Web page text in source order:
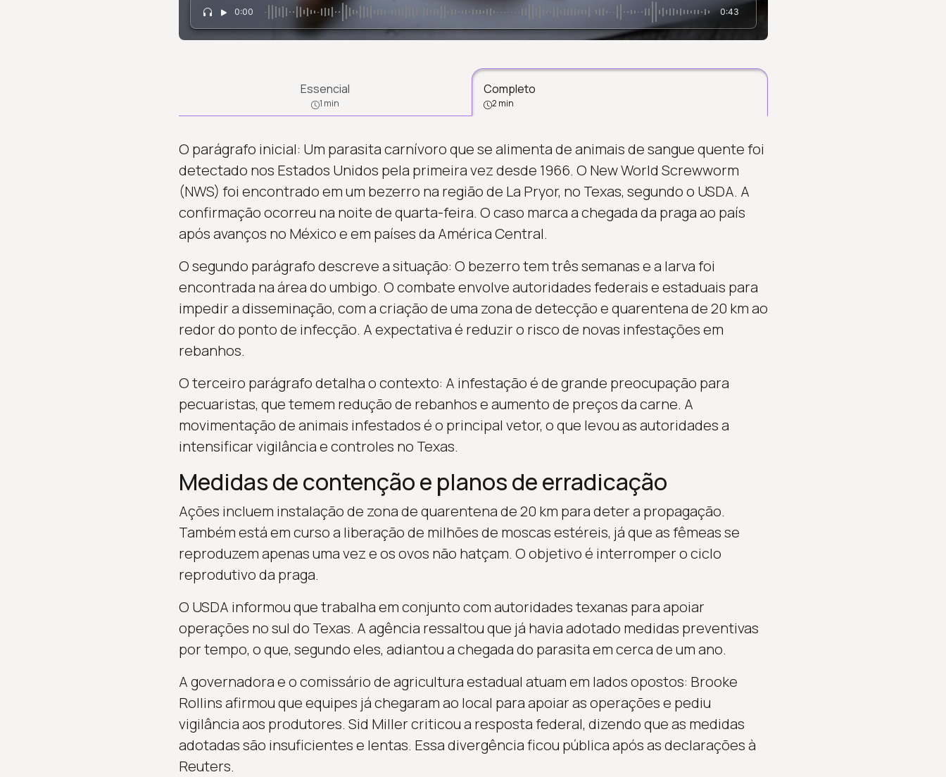
0:00 0:43
Essencial
1 min
Completo
2 min
O parágrafo inicial: Um parasita carnívoro que se alimenta de animais de sangue quente foi
detectado nos Estados Unidos pela primeira vez desde 1966. O New World Screwworm
(NWS) foi encontrado em um bezerro na região de La Pryor, no Texas, segundo o USDA. A
confirmação ocorreu na noite de quarta-feira. O caso marca a chegada da praga ao país
após avanços no México e em países da América Central.
O segundo parágrafo descreve a situação: O bezerro tem três semanas e a larva foi
encontrada na área do umbigo. O combate envolve autoridades federais e estaduais para
impedir a disseminação, com a criação de uma zona de detecção e quarentena de 20 km ao
redor do ponto de infecção. A expectativa é reduzir o risco de novas infestações em
rebanhos.
O terceiro parágrafo detalha o contexto: A infestação é de grande preocupação para
pecuaristas, que temem redução de rebanhos e aumento de preços da carne. A
movimentação de animais infestados é o principal vetor, o que levou as autoridades a
intensificar vigilância e controles no Texas.
Medidas de contenção e planos de erradicação
Ações incluem instalação de zona de quarentena de 20 km para deter a propagação.
Também está em curso a liberação de milhões de moscas estéreis, já que as fêmeas se
reproduzem apenas uma vez e os ovos não hatçam. O objetivo é interromper o ciclo
reprodutivo da praga.
O USDA informou que trabalha em conjunto com autoridades texanas para apoiar
operações no sul do Texas. A agência ressaltou que já havia adotado medidas preventivas
por tempo, o que, segundo eles, adiantou a chegada do parasita em cerca de um ano.
A governadora e o comissário de agricultura estadual atuam em lados opostos: Brooke
Rollins afirmou que equipes já chegaram ao local para apoiar as operações e pediu
vigilância aos produtores. Sid Miller criticou a resposta federal, dizendo que as medidas
adotadas são insuficientes e lentas. Essa divergência ficou pública após as declarações à
Reuters.